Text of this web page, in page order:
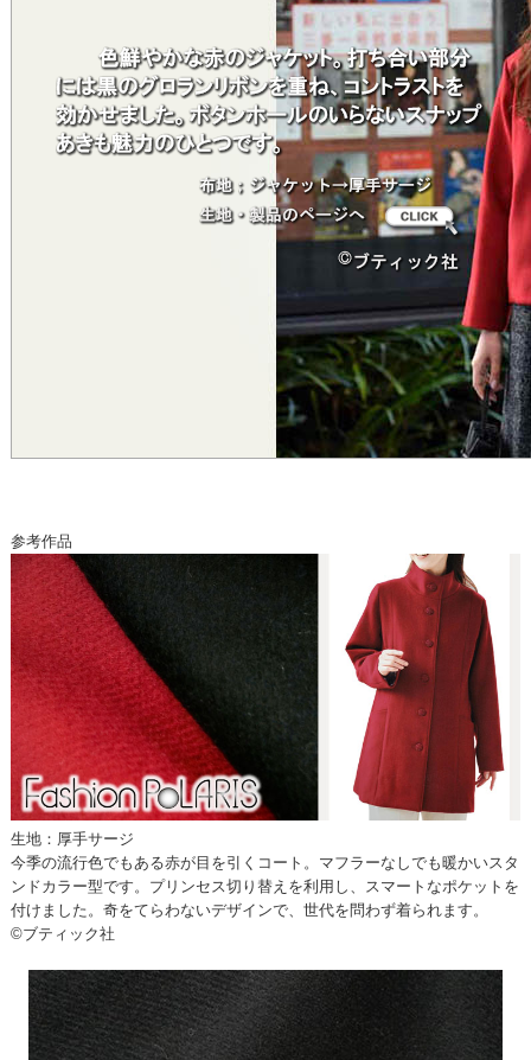
参考作品
生地：厚手サージ
今季の流行色でもある赤が目を引くコート。マフラーなしでも暖かいスタ
ンドカラー型です。プリンセス切り替えを利用し、スマートなポケットを
付けました。奇をてらわないデザインで、世代を問わず着られます。
©ブティック社